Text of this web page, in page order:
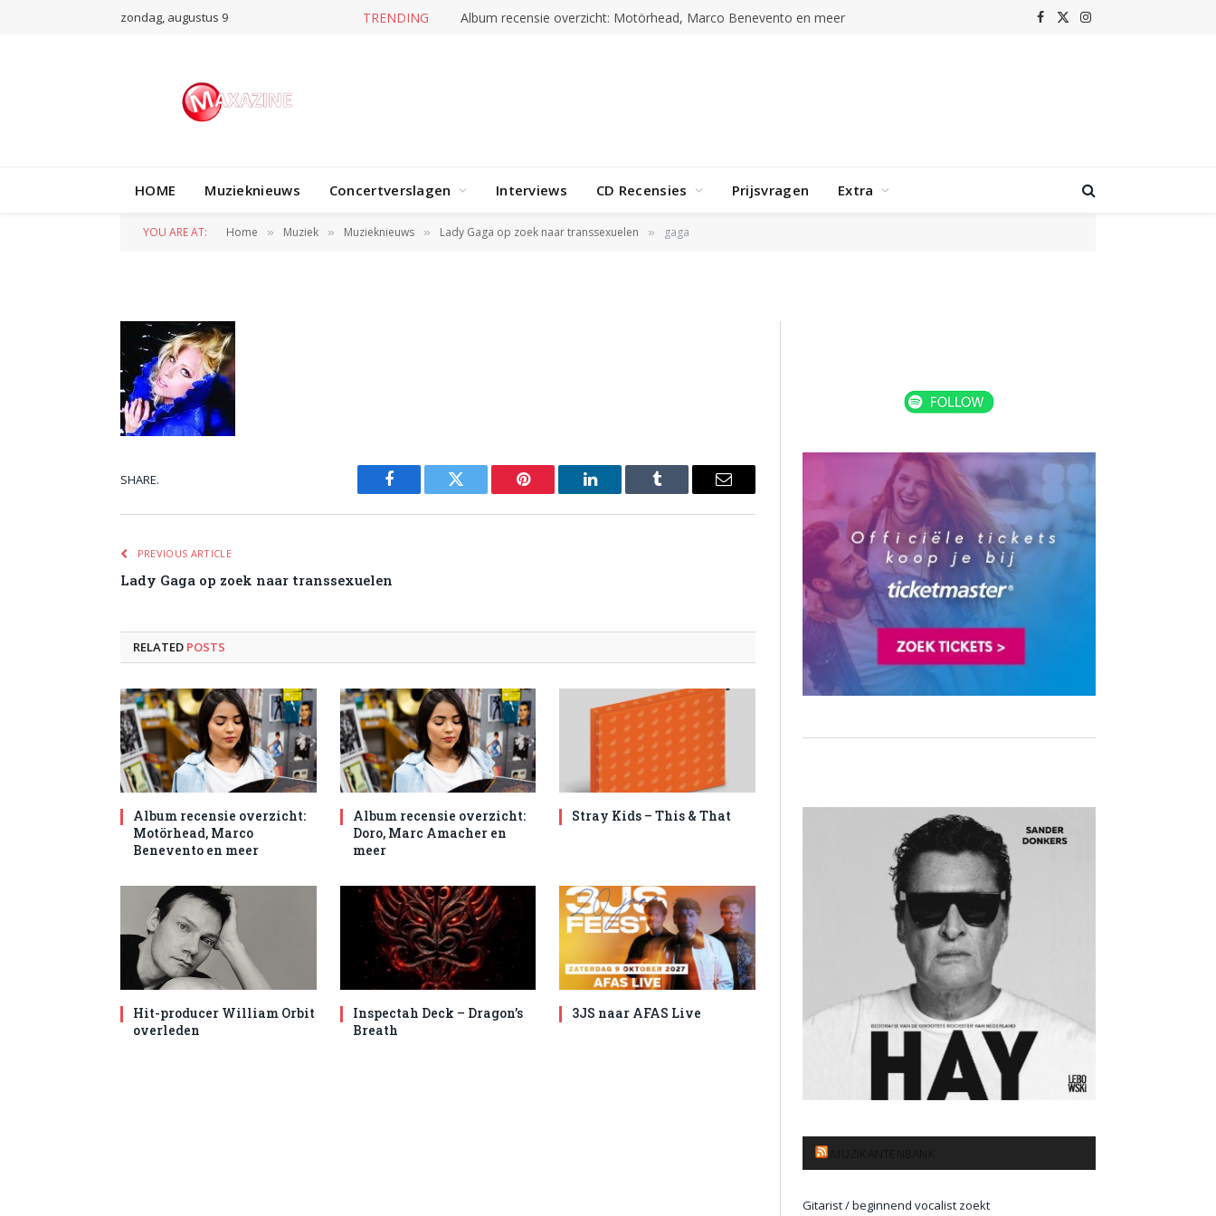
zondag, augustus 9 TRENDING Album recensie overzicht: Doro, Marc Amacher en meer Facebook
X
Instagram
HOME Muzieknieuws Concertverslagen Interviews CD Recensies Prijsvragen Extra
YOU ARE AT: Home » Muziek » Muzieknieuws » Lady Gaga op zoek naar transsexuelen » gaga
gaga
SHARE.
Facebook Twitter Pinterest LinkedIn Tumblr Email
PREVIOUS ARTICLE
Lady Gaga op zoek naar transsexuelen
RELATED POSTS
Album recensie overzicht:
Motörhead, Marco
Benevento en meer
Album recensie overzicht:
Doro, Marc Amacher en
meer
Stray Kids – This & That
Hit-producer William Orbit
overleden
Inspectah Deck – Dragon’s
Breath
3JS naar AFAS Live
Gitarist / beginnend vocalist zoekt